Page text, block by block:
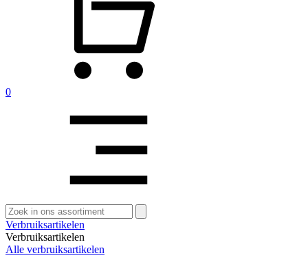
0
Zoeken
naar:
Verbruiksartikelen
Verbruiksartikelen
Alle verbruiksartikelen